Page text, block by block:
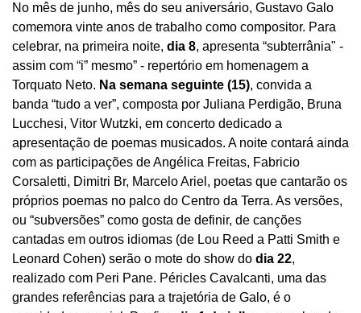
No mês de junho, mês do seu aniversário, Gustavo Galo
comemora vinte anos de trabalho como compositor. Para
celebrar, na primeira noite, dia 8, apresenta “subterrânia" -
assim com “i” mesmo” - repertório em homenagem a
Torquato Neto. Na semana seguinte (15), convida a
banda “tudo a ver”, composta por Juliana Perdigão, Bruna
Lucchesi, Vitor Wutzki, em concerto dedicado a
apresentação de poemas musicados. A noite contará ainda
com as participações de Angélica Freitas, Fabricio
Corsaletti, Dimitri Br, Marcelo Ariel, poetas que cantarão os
próprios poemas no palco do Centro da Terra. As versões,
ou “subversões” como gosta de definir, de canções
cantadas em outros idiomas (de Lou Reed a Patti Smith e
Leonard Cohen) serão o mote do show do dia 22,
realizado com Peri Pane. Péricles Cavalcanti, uma das
grandes referências para a trajetória de Galo, é o